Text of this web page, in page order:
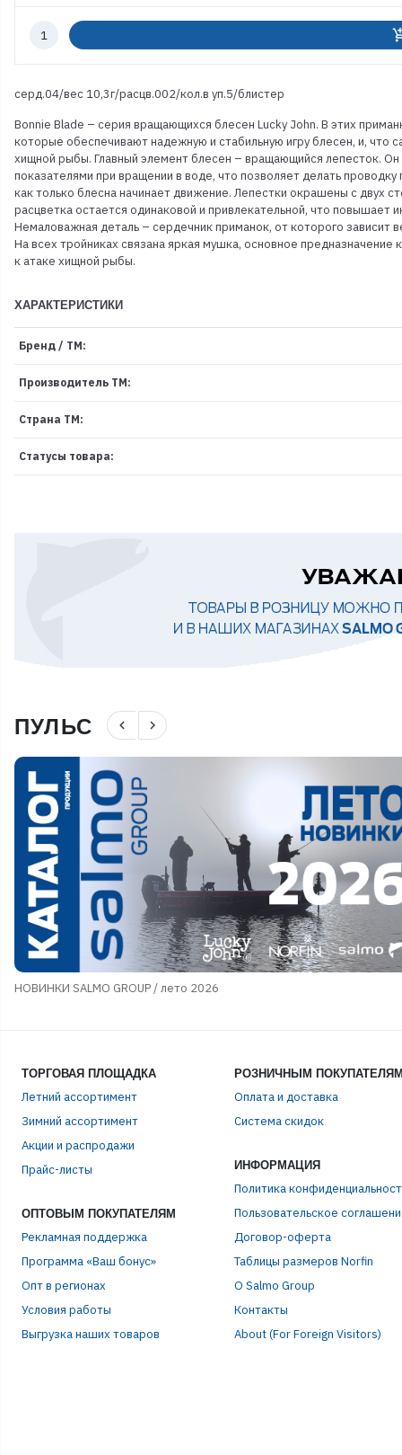
Количество
серд.04/вес 10,3г/расцв.002/кол.в уп.5/блистер
Bonnie Blade – серия вращающихся блесен Lucky John. В этих
которые обеспечивают надежную и стабильную игру блесен, и, что
хищной рыбы. Главный элемент блесен – вращающийся лепесток.
показателями при вращении в воде, что позволяет делать
как только блесна начинает движение. Лепестки окрашены с двух
расцветка остается одинаковой и привлекательной, что повышает
Немаловажная деталь – сердечник приманок, от которого зависит
На всех тройниках связана яркая мушка, основное
к атаке хищной рыбы.
ХАРАКТЕРИСТИКИ
Бренд / ТМ:
Производитель ТМ:
Страна ТМ:
Статусы товара:
ПУЛЬС navigate_before navigate_next
НОВИНКИ SALMO GROUP / лето 2026
ТОРГОВАЯ ПЛОЩАДКА
Летний ассортимент
Зимний ассортимент
Акции и распродажи
Прайс-листы
ОПТОВЫМ ПОКУПАТЕЛЯМ
Рекламная поддержка
Программа «Ваш бонус»
Опт в регионах
Условия работы
Выгрузка наших товаров
РОЗНИЧНЫМ
Оплата и доставка
Система скидок
ИНФОРМАЦИЯ
Политика
Пользовательское
Договор-оферта
Таблицы размеров Norfin
О Salmo Group
Контакты
About (For Foreign Visitors)